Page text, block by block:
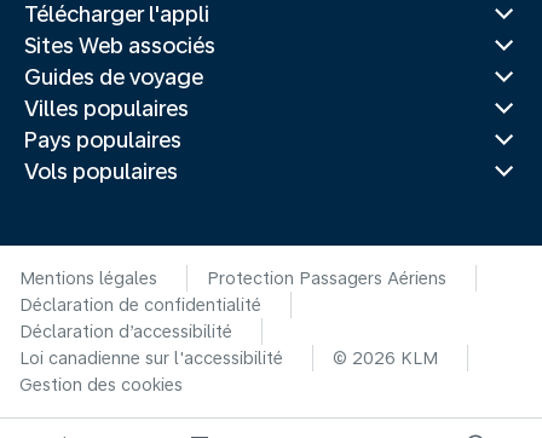
Télécharger l'appli
Sites Web associés
Guides de voyage
Villes populaires
Pays populaires
Vols populaires
Mentions légales
Protection Passagers Aériens
Déclaration de confidentialité
Déclaration d’accessibilité
Loi canadienne sur l'accessibilité
© 2026 KLM
Gestion des cookies